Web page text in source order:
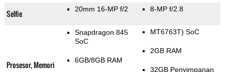
Selfie 20mm 16-MP f/2 8-MP f/2.8
Prosesor, Memori
Snapdragon 845
SoC
6GB/8GB RAM
MT6763T) SoC
2GB RAM
32GB Penyimpanan